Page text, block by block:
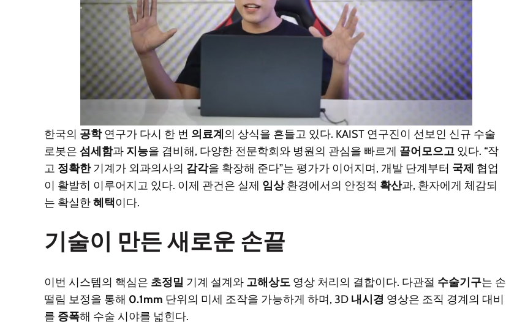
한국의 공학연구가 다시 한 번 의료계의 상식을 흔들고 있다. KAIST 연구진이 선보인 신규 수술
로봇은 섬세함과 지능을 겸비해, 다양한 전문학회와 병원의 관심을 빠르게 끌어모으고 있다. “작
고 정확한기계가 외과의사의 감각을 확장해 준다”는 평가가 이어지며, 개발 단계부터 국제 협업
이 활발히 이루어지고 있다. 이제 관건은 실제 임상환경에서의 안정적 확산과, 환자에게 체감되
는 확실한혜택이다.
기술이 만든 새로운 손끝
이번 시스템의 핵심은 초정밀 기계 설계와 고해상도 영상 처리의 결합이다. 다관절 수술기구는 손
떨림 보정을 통해 0.1mm 단위의 미세 조작을 가능하게 하며, 3D 내시경 영상은 조직 경계의 대비
를 증폭해 수술 시야를 넓힌다.